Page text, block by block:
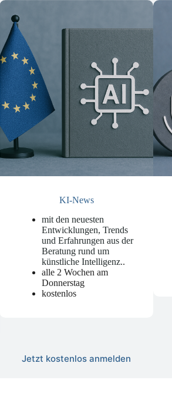
KI-News
mit den neuesten
Entwicklungen, Trends
und Erfahrungen aus der
Beratung rund um
künstliche Intelligenz..
alle 2 Wochen am
Donnerstag
kostenlos
Jetzt kostenlos anmelden